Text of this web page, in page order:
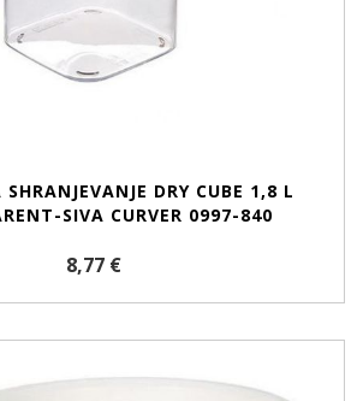
DRY CUBE 1,8 L
SIVA CURVER 0997-840
8,77 €